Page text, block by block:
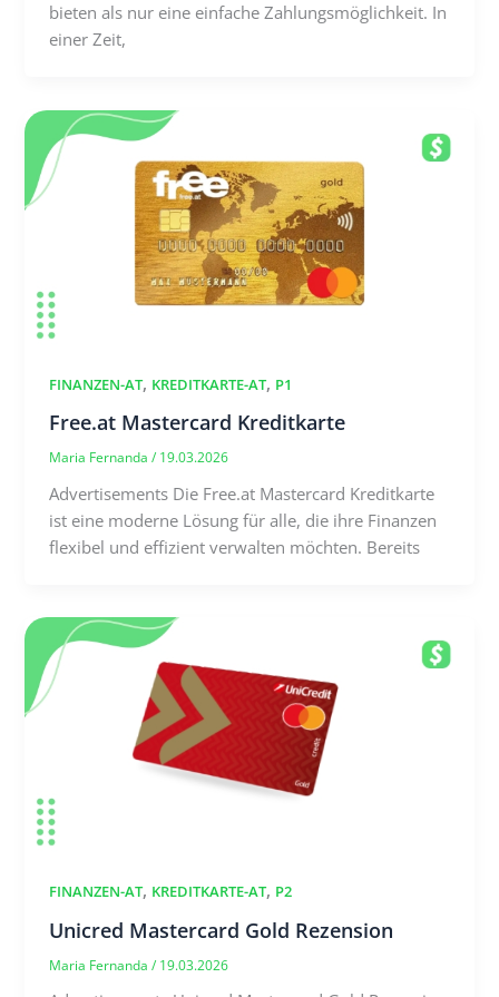
bieten als nur eine einfache Zahlungsmöglichkeit. In
einer Zeit,
FINANZEN-AT, KREDITKARTE-AT, P1
Free.at Mastercard Kreditkarte
Maria Fernanda/ 19.03.2026
Advertisements Die Free.at Mastercard Kreditkarte
ist eine moderne Lösung für alle, die ihre Finanzen
flexibel und effizient verwalten möchten. Bereits
FINANZEN-AT, KREDITKARTE-AT, P2
Unicred Mastercard Gold Rezension
Maria Fernanda/ 19.03.2026